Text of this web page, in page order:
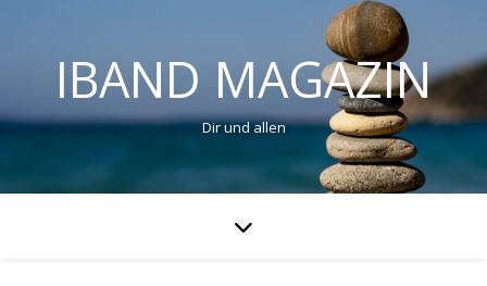
IBAND MAGAZIN
Dir und allen